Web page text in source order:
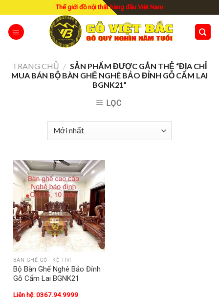
to
content
Thế giới đồ nội thất hàng đầu Việt Nam
TRANG CHỦ / SẢN PHẨM ĐƯỢC GẮN THẺ “ĐỊA CHỈ
MUA BÁN BỘ BÀN GHẾ NGHÊ BẢO ĐỈNH GỖ CẨM LAI
BGNK21”
LỌC
BÀN GHẾ GỖ - KỆ TIVI
Bộ Bàn Ghế Nghê Bảo Đỉnh
Gỗ Cẩm Lai BGNK21
Liên hệ: 0367.94.9999